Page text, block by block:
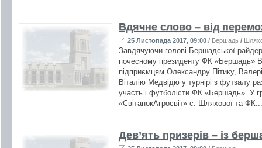
Вдячне слово – від
25 Листопада 2017, 09:00 / Бершадь /
Завдячуючи голові Бершадської
почесному президенту ФК «Бершадь»
підприємцям Олександру Пітику,
Віталію Медвідю у турнірі з футзалу
участь і футболісти ФК «Бершадь». У
«СвітанокАгросвіт» с. Шляхової та
Дев’ять призерів – із